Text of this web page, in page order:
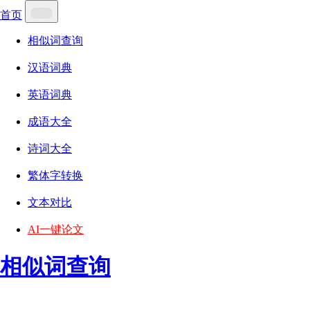
首页
相似词查询
汉语词典
英语词典
成语大全
诗词大全
繁体字转换
文本对比
AI一键论文
相似词查询